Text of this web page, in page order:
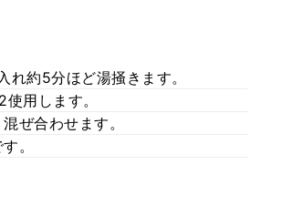
約5分ほど湯掻きます。
用します。
ぜ合わせます。
。